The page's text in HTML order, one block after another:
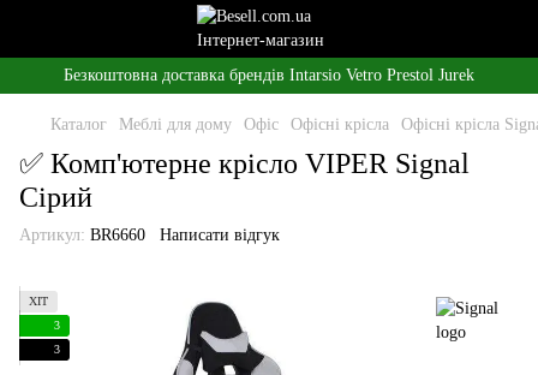
Безкоштовна доставка брендів Intarsio Vetro Prestol Jurek
Каталог Меблі для дому Офіс Офісні крісла Офісні крісла
✅ Комп'ютерне крісло VIPER Signal
Сірий
Артикул: BR6660 Написати відгук
ХІТ
3
3